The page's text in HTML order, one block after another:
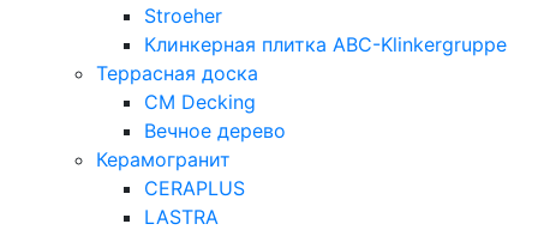
Stroeher
Клинкерная плитка ABC-Klinkergruppe
Террасная доска
CM Decking
Вечное дерево
Керамогранит
CERAPLUS
LASTRA